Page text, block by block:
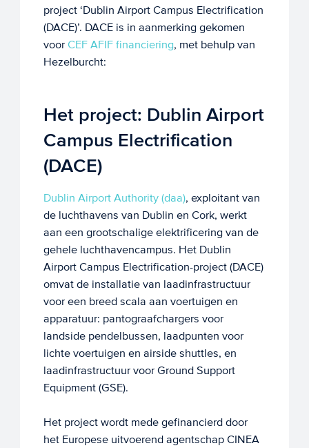
project ‘Dublin Airport Campus Electrification
(DACE)’. DACE is in aanmerking gekomen
voor CEF AFIF financiering, met behulp van
Hezelburcht:
Het project: Dublin Airport
Campus Electrification
(DACE)
Dublin Airport Authority (daa), exploitant van
de luchthavens van Dublin en Cork, werkt
aan een grootschalige elektrificering van de
gehele luchthavencampus. Het Dublin
Airport Campus Electrification-project (DACE)
omvat de installatie van laadinfrastructuur
voor een breed scala aan voertuigen en
apparatuur: pantograafchargers voor
landside pendelbussen, laadpunten voor
lichte voertuigen en airside shuttles, en
laadinfrastructuur voor Ground Support
Equipment (GSE).
Het project wordt mede gefinancierd door
het Europese uitvoerend agentschap CINEA